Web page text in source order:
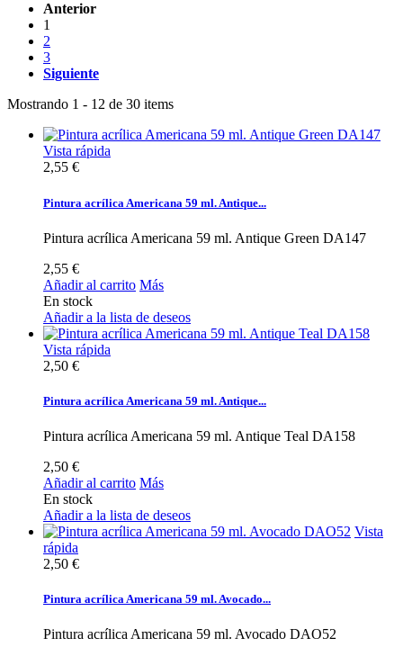
Anterior
1
2
3
Siguiente
Mostrando 1 - 12 de 30 items
Vista rápida
2,55 €
Pintura acrílica Americana 59 ml. Antique...
Pintura acrílica Americana 59 ml. Antique Green DA147
2,55 €
Añadir al carrito Más
En stock
Añadir a la lista de deseos
Vista rápida
2,50 €
Pintura acrílica Americana 59 ml. Antique...
Pintura acrílica Americana 59 ml. Antique Teal DA158
2,50 €
Añadir al carrito Más
En stock
Añadir a la lista de deseos
Vista
rápida
2,50 €
Pintura acrílica Americana 59 ml. Avocado...
Pintura acrílica Americana 59 ml. Avocado DAO52